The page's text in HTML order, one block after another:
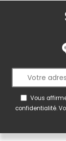
Vous
confidentialité.